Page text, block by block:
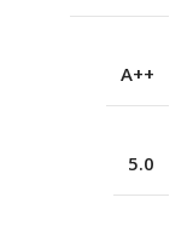
A++
5.0